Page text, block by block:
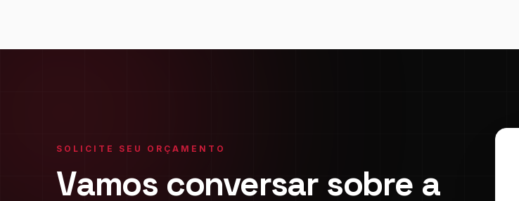
SOLICITE SEU ORÇAMENTO
Vamos conversar sobre a